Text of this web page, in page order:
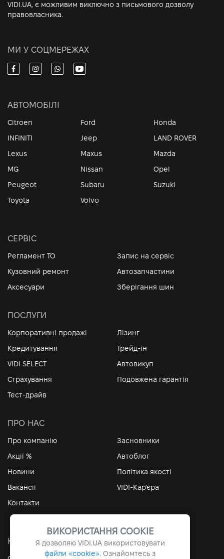
VIDI.UA, є можливим виключно з письмового дозволу
правовласника.
МИ У СОЦМЕРЕЖАХ
АВТОМОБІЛІ
Citroen Ford
Honda
INFINITI
Jeep
LAND ROVER
Lexus
Maxus
Mazda
MG
Nissan
Opel
Peugeot
Subaru
Suzuki
Toyota
Volvo
СЕРВІС
Регламент ТО
Запис на сервіс
Кузовний ремонт
Автозапчастини
Аксесуари
Зберігання шин
ПОСЛУГИ
Корпоративні продажі
Лізинг
Кредитування
Трейд-ін
VIDI SELECT
Автовикуп
Страхування
Подовжена гарантія
Тест-драйв
ПРО НАС
Про компанію
Засновники
Акції %
Автоблог
Новини
Політика якості
Вакансії
VIDI-Кар'єра
Контакти
КОРИСНІ ПОСИЛАННЯ
ВИКОРИСТАННЯ COOKIE
Я дозволяю VIDI.UAвикористовувати
файли «cookie». Ознайомтесь з